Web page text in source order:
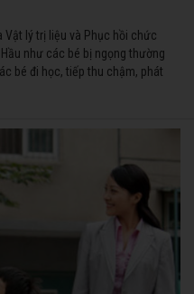
Vật lý trị liệu và Phục hồi chức
như các bé bị ngọng thường
bé đi học, tiếp thu chậm, phát
nói và điều chỉnh cách phát âm